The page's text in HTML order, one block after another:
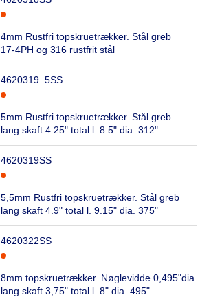
4mm Rustfri topskruetrækker. Stål greb
17-4PH og 316 rustfrit stål
4620319_5SS
5mm Rustfri topskruetrækker. Stål greb
lang skaft 4.25" total l. 8.5" dia. 312"
4620319SS
5,5mm Rustfri topskruetrækker. Stål greb
lang skaft 4.9" total l. 9.15" dia. 375"
4620322SS
8mm topskruetrækker. Nøglevidde 0,495"dia
lang skaft 3,75" total l. 8" dia. 495"